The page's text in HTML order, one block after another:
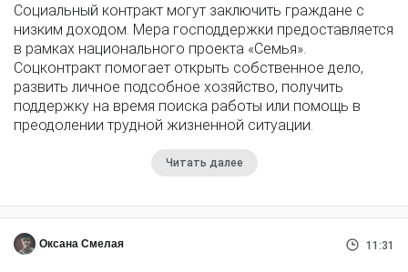
Социальный контракт могут заключить граждане с
низким доходом. Мера господдержки предоставляется
в рамках национального проекта «Семья».
Соцконтракт помогает открыть собственное дело,
развить личное подсобное хозяйство, получить
поддержку на время поиска работы или помощь в
преодолении трудной жизненной ситуации.
Читать далее
Оксана Смелая 11:31